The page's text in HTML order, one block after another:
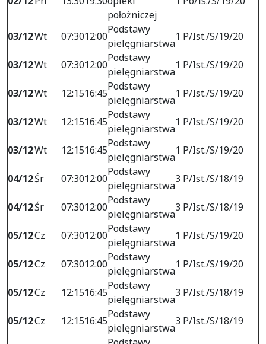
położniczej
03/12Wt 07:3012:00
Podstawy
pielęgniarstwa
1 P/Ist./S/19/20
03/12Wt 07:3012:00
Podstawy
pielęgniarstwa
1 P/Ist./S/19/20
03/12Wt 12:1516:45
Podstawy
pielęgniarstwa
1 P/Ist./S/19/20
03/12Wt 12:1516:45
Podstawy
pielęgniarstwa
1 P/Ist./S/19/20
03/12Wt 12:1516:45
Podstawy
pielęgniarstwa
1 P/Ist./S/19/20
04/12Śr 07:3012:00
Podstawy
pielęgniarstwa
3 P/Ist./S/18/19
04/12Śr 07:3012:00
Podstawy
pielęgniarstwa
3 P/Ist./S/18/19
05/12Cz 07:3012:00
Podstawy
pielęgniarstwa
1 P/Ist./S/19/20
05/12Cz 07:3012:00
Podstawy
pielęgniarstwa
1 P/Ist./S/19/20
05/12Cz 12:1516:45
Podstawy
pielęgniarstwa
3 P/Ist./S/18/19
05/12Cz 12:1516:45
Podstawy
pielęgniarstwa
3 P/Ist./S/18/19